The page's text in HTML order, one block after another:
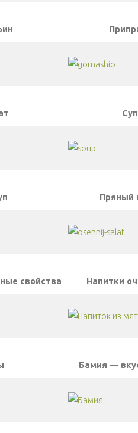
Пряный
свойства Напитки
Бамия —